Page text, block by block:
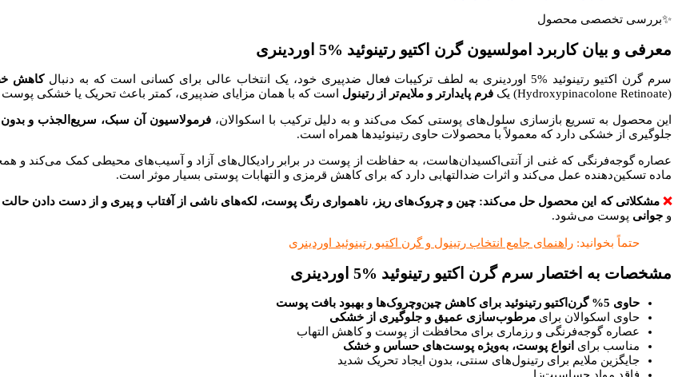
✨بررسی تخصصی محصول
معرفی و بیان کاربرد امولسیون گرن اکتیو رتینوئید %5 اوردینری
سرم گرن اکتیو رتینوئید %5 اوردینری به لطف ترکیبات فعال ضدپیری خود، یک انتخاب عالی برای کسانی است که به دنبال کاهش
(Hydroxypinacolone Retinoate) یک
فرم پایدارتر و ملایم‌تر از رتینول است که با همان مزایای ضدپیری، کمتر باعث تحریک یا خشکی
این محصول به تسریع بازسازی سلول‌های پوستی کمک می‌کند و به دلیل ترکیب با اسکوالان، فرمولاسیون آن سبک، سریع‌الجذب و
جلوگیری از خشکی دارد که معمولاً با محصولات حاوی رتینوئید‌ها همراه است.
عصاره گوجه‌فرنگی که غنی از آنتی‌اکسیدان‌هاست، به حفاظت از پوست در برابر رادیکال‌های آزاد و آسیب‌های محیطی کمک می‌کند و
ماده تسکین‌دهنده عمل می‌کند و اثرات ضدالتهابی دارد که برای کاهش قرمزی و التهابات پوستی بسیار موثر است.
❌ مشکلاتی که این محصول حل می‌کند: چین و چروک‌های ریز، ناهمواری رنگ پوست، لکه‌های ناشی از آفتاب و پیری و از دست دادن
و جوانی پوست می‌شود.
حتماً بخوانید: راهنمای جامع انتخاب رتینول و گرن اکتیو رتینوئید اوردینری
مشخصات به اختصار سرم گرن اکتیو رتینوئید %5 اوردینری
حاوی 5% گرن‌اکتیو رتینوئید برای کاهش چین‌وچروک‌ها و بهبود بافت پوست
حاوی اسکوالان برای مرطوب‌سازی عمیق و جلوگیری از خشکی
عصاره گوجه‌فرنگی و رزماری برای محافظت از پوست و کاهش التهاب
مناسب برای انواع پوست، به‌ویژه پوست‌های حساس و خشک
جایگزین ملایم برای رتینول‌های سنتی، بدون ایجاد تحریک شدید